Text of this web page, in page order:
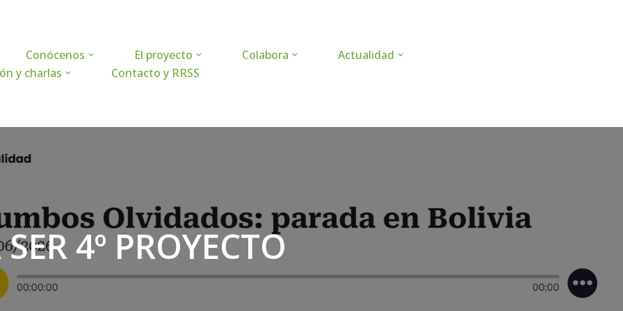
Conócenos El proyecto Colabora
Actualidad
y charlas
Contacto y RRSS
4º PROYECTO